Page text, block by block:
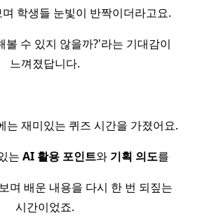
학생들 눈빛이 반짝이더라고요.
볼 수 있지 않을까?'라는 기대감이
느껴졌답니다.
는 재미있는 퀴즈 시간을 가졌어요.
는 AI 활용 포인트와 기획 의도를
며 배운 내용을 다시 한 번 되짚는
시간이었죠.